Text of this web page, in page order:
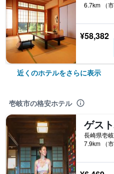
6.7km （
¥58,382
近くのホテルをさらに表示
壱岐市の格安ホテル
7.9km （